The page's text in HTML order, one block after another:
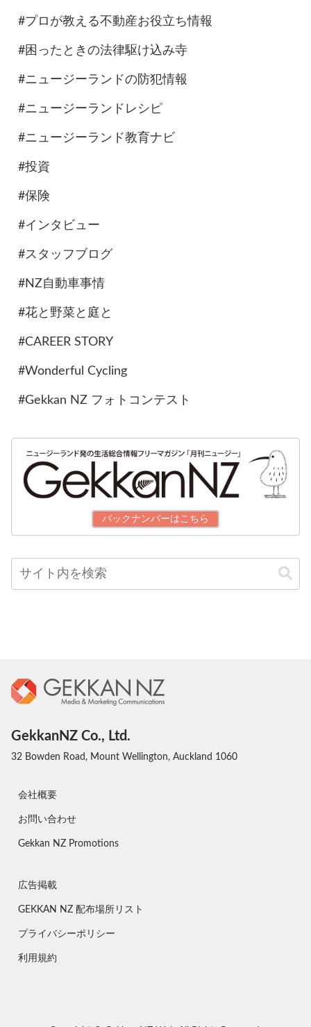
#プロが教える不動産お役立ち情報
#困ったときの法律駆け込み寺
#ニュージーランドの防犯情報
#ニュージーランドレシピ
#ニュージーランド教育ナビ
#投資
#保険
#インタビュー
#スタッフブログ
#NZ自動車事情
#花と野菜と庭と
#CAREER STORY
#Wonderful Cycling
#Gekkan NZ フォトコンテスト
バックナンバーはこちら
GekkanNZ Co., Ltd.
32 Bowden Road, Mount Wellington, Auckland 1060
会社概要
お問い合わせ
Gekkan NZ Promotions
広告掲載
GEKKAN NZ 配布場所リスト
プライバシーポリシー
利用規約